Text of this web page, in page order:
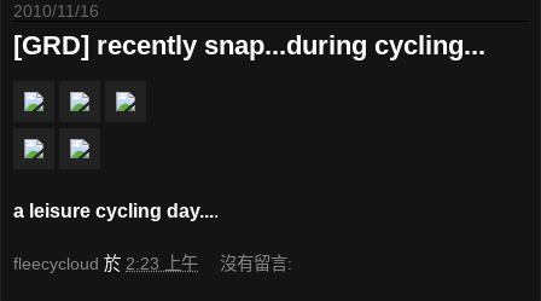
2010/11/16
[GRD] recently snap...during cycling...
a leisure cycling day....
fleecycloud 於 2:23 上午 沒有留言: